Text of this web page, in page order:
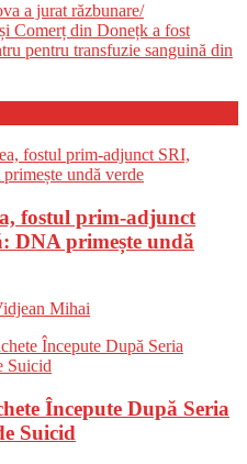
a jurat răzbunare/
Comerț din Donețk a fost
pentru transfuzie sanguină din
fostul prim-adjunct
DNA primește undă
Mihai
Începute După Seria
Suicid